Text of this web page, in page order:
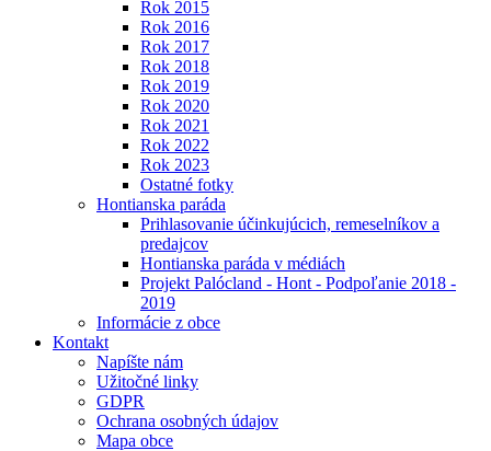
Rok 2015
Rok 2016
Rok 2017
Rok 2018
Rok 2019
Rok 2020
Rok 2021
Rok 2022
Rok 2023
Ostatné fotky
Hontianska paráda
Prihlasovanie účinkujúcich, remeselníkov a
predajcov
Hontianska paráda v médiách
Projekt Palócland - Hont - Podpoľanie 2018 -
2019
Informácie z obce
Kontakt
Napíšte nám
Užitočné linky
GDPR
Ochrana osobných údajov
Mapa obce